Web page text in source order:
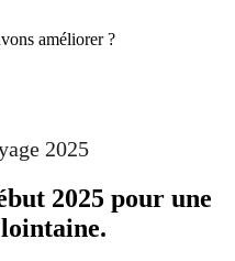
améliorer ?
2025
2025 pour une